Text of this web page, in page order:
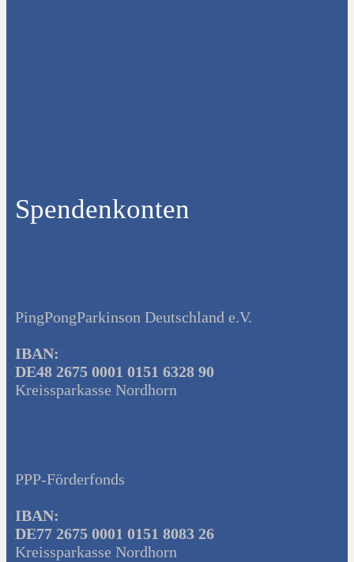
Spendenkonten
PingPongParkinson Deutschland e.V.
IBAN:
DE48 2675 0001 0151 6328 90
Kreissparkasse Nordhorn
PPP-Förderfonds
IBAN:
DE77 2675 0001 0151 8083 26
Kreissparkasse Nordhorn